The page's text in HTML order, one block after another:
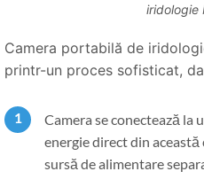
iridologie
Camera portabilă de
printr-un proces sofisticat,
Camera se conectează la
energie direct din
sursă de alimentare